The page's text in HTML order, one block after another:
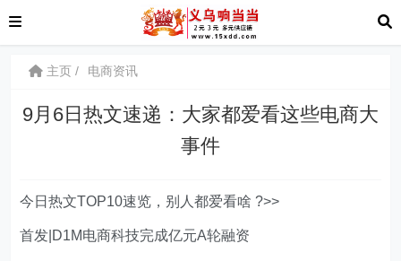
主页 电商资讯
9月6日热文速递：大家都爱看这些电商大
事件
今日热文TOP10速览，别人都爱看啥 ?>>
首发|D1M电商科技完成亿元A轮融资